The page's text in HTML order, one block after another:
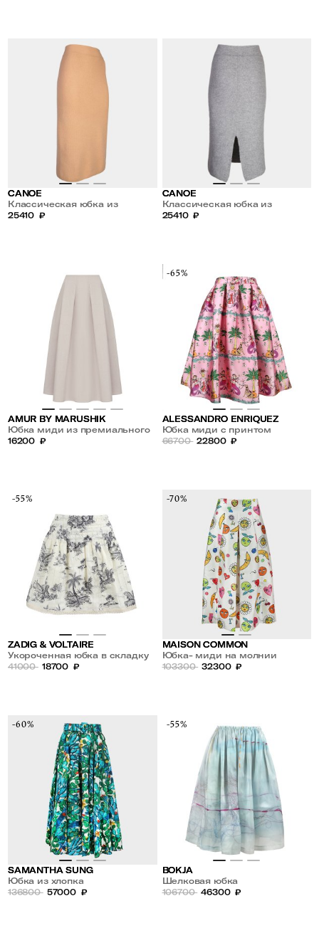
CANOE
Классическая юбка из
кашемира и шерсти
25410 ₽
CANOE
Классическая юбка из
кашемира и шерсти
25410 ₽
AMUR BY MARUSHIK
Юбка миди из премиального
льна Нежный Беж
16200 ₽
-65%
ALESSANDRO ENRIQUEZ
Юбка миди с принтом
66700 22800 ₽
-55%
ZADIG & VOLTAIRE
Укороченная юбка в складку
на резинке
41000 18700 ₽
-70%
MAISON COMMON
Юбка- миди на молнии
103300 32300 ₽
-60%
SAMANTHA SUNG
Юбка из хлопка
136800 57000 ₽
-55%
BOKJA
Шелковая юбка
106700 46300 ₽